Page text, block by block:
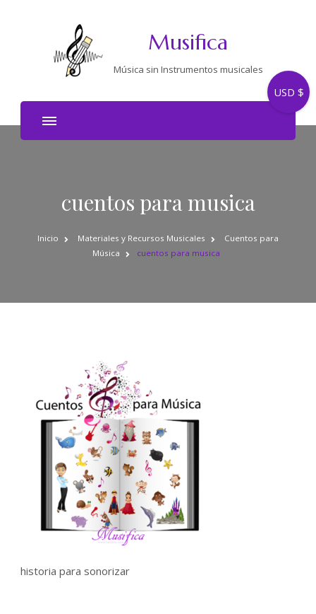
Musifica
Música sin Instrumentos musicales
cuentos para musica
Inicio Materiales y Recursos Musicales
Cuentos para
Música
cuentos para musica
historia para sonorizar
USD $